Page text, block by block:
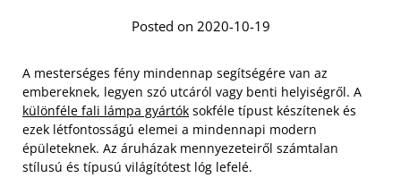
Posted on 2020-10-19
A mesterséges fény mindennap segítségére van az
embereknek, legyen szó utcáról vagy benti helyiségről. A
különféle fali lámpa gyártók sokféle típust készítenek és
ezek létfontosságú elemei a mindennapi modern
épületeknek. Az áruházak mennyezeteiről számtalan
stílusú és típusú világítótest lóg lefelé.